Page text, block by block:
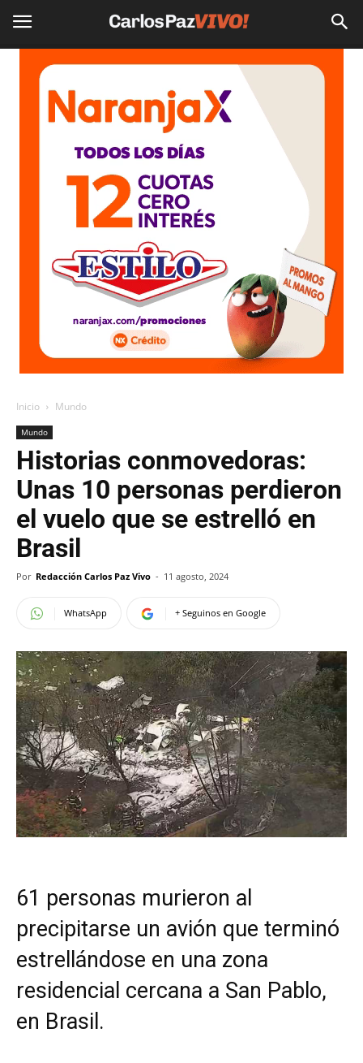
Inicio Mundo
Mundo
Historias conmovedoras:
Unas 10 personas perdieron
el vuelo que se estrelló en
Brasil
Por Redacción Carlos Paz Vivo - 11 agosto, 2024
WhatsApp + Seguinos en Google
61 personas murieron al
precipitarse un avión que terminó
estrellándose en una zona
residencial cercana a San Pablo,
en Brasil.